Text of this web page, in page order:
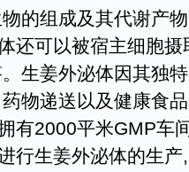
的组成及其代谢产
还可以被宿主细胞
生姜外泌体因其独
物递送以及健康食
有2000平米GMP车
行生姜外泌体的生